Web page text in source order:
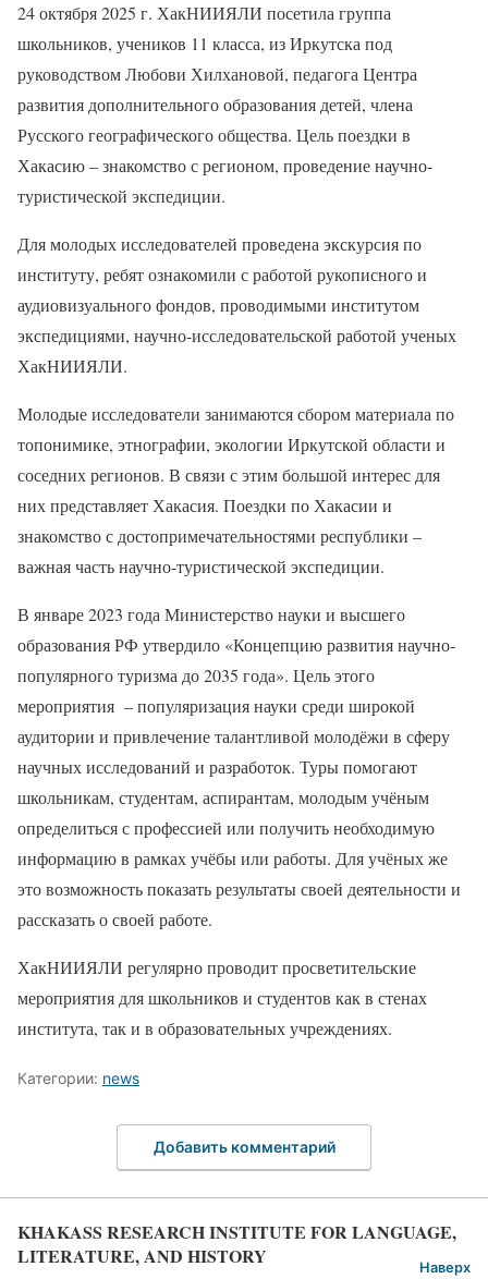
24 октября 2025 г. ХакНИИЯЛИ посетила группа
школьников, учеников 11 класса, из Иркутска под
руководством Любови Хилхановой, педагога Центра
развития дополнительного образования детей, члена
Русского географического общества. Цель поездки в
Хакасию – знакомство с регионом, проведение научно-
туристической экспедиции.
Для молодых исследователей проведена экскурсия по
институту, ребят ознакомили с работой рукописного и
аудиовизуального фондов, проводимыми институтом
экспедициями, научно-исследовательской работой ученых
ХакНИИЯЛИ.
Молодые исследователи занимаются сбором материала по
топонимике, этнографии, экологии Иркутской области и
соседних регионов. В связи с этим большой интерес для
них представляет Хакасия. Поездки по Хакасии и
знакомство с достопримечательностями республики –
важная часть научно-туристической экспедиции.
В январе 2023 года Министерство науки и высшего
образования РФ утвердило «Концепцию развития научно-
популярного туризма до 2035 года». Цель этого
мероприятия – популяризация науки среди широкой
аудитории и привлечение талантливой молодёжи в сферу
научных исследований и разработок. Туры помогают
школьникам, студентам, аспирантам, молодым учёным
определиться с профессией или получить необходимую
информацию в рамках учёбы или работы. Для учёных же
это возможность показать результаты своей деятельности и
рассказать о своей работе.
ХакНИИЯЛИ регулярно проводит просветительские
мероприятия для школьников и студентов как в стенах
института, так и в образовательных учреждениях.
Категории: news
Добавить комментарий
KHAKASS RESEARCH INSTITUTE FOR LANGUAGE,
LITERATURE, AND HISTORY
Наверх